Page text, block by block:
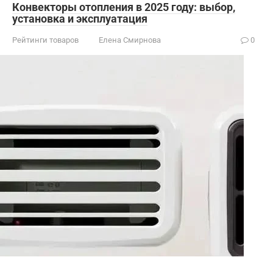
Конвекторы отопления в 2025 году: выбор,
установка и эксплуатация
Рейтинги товаров Елена Смирнова 0